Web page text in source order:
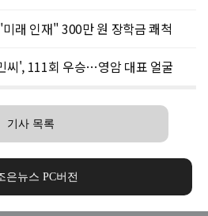
래 인재" 300만 원 장학금 쾌척
씨', 111회 우승…영암 대표 얼굴
기사 목록
은뉴스 PC버전